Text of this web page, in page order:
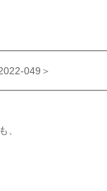
049＞
、